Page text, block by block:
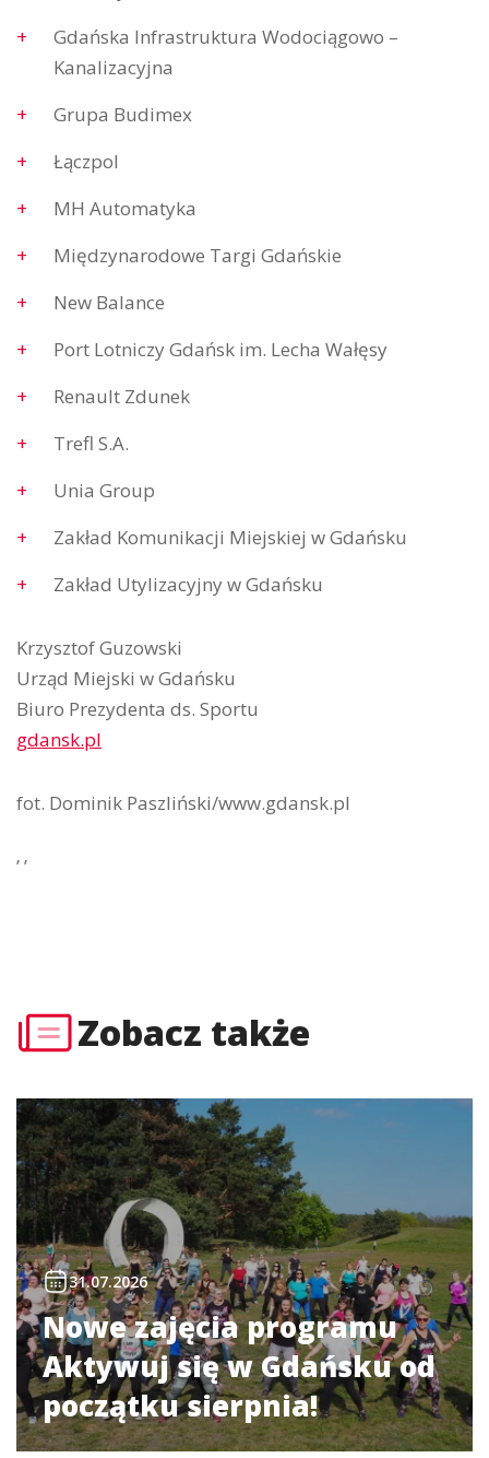
Gdańska Infrastruktura Wodociągowo –
Kanalizacyjna
Grupa Budimex
Łączpol
MH Automatyka
Międzynarodowe Targi Gdańskie
New Balance
Port Lotniczy Gdańsk im. Lecha Wałęsy
Renault Zdunek
Trefl S.A.
Unia Group
Zakład Komunikacji Miejskiej w Gdańsku
Zakład Utylizacyjny w Gdańsku
Krzysztof Guzowski
Urząd Miejski w Gdańsku
Biuro Prezydenta ds. Sportu
gdansk.pl
fot. Dominik Paszliński/www.gdansk.pl
’ ’
Zobacz także
31.07.2026
Nowe zajęcia programu
Aktywuj się w Gdańsku od
początku sierpnia!